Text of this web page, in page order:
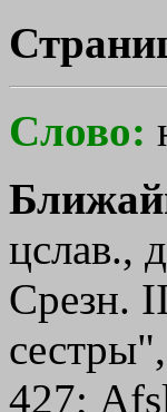
Слово:
цслав.,
Срезн.
427;